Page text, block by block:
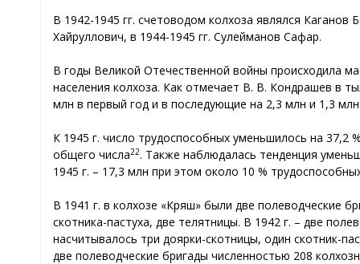
В 1942-1945 гг. счетоводом колхоза являлся
Хайруллович, в 1944-1945 гг. Сулейманов Сафар.
В годы Великой Отечественной войны происходила
населения колхоза. Как отмечает В. В. Кондрашев в
млн в первый год и в последующие на 2,3 млн и 1,3 млн
К 1945 г. число трудоспособных уменьшилось на
общего числа22. Также наблюдалась тенденция
1945 г. – 17,3 млн при этом около 10 %
В 1941 г. в колхозе «Кряш» были две полеводческие
скотника-пастуха, две телятницы. В 1942 г. – две
насчитывалось три доярки-скотницы, один скотник-
две полеводческие бригады численностью 208